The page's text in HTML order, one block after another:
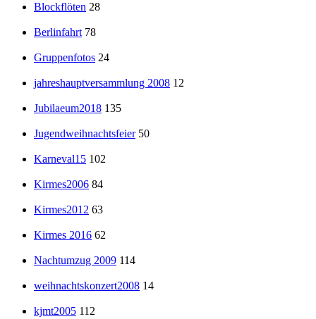
Blockflöten 28
Berlinfahrt 78
Gruppenfotos 24
jahreshauptversammlung 2008 12
Jubilaeum2018 135
Jugendweihnachtsfeier 50
Karneval15 102
Kirmes2006 84
Kirmes2012 63
Kirmes 2016 62
Nachtumzug 2009 114
weihnachtskonzert2008 14
kjmt2005 112